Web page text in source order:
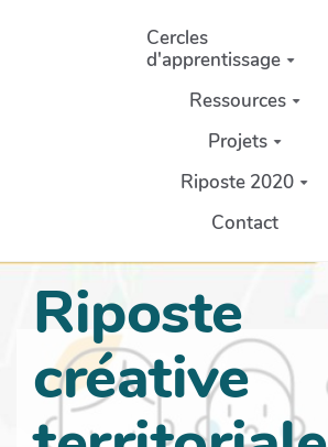
Aller au contenu principal
Cercles
d'apprentissage
Ressources
Projets
Riposte 2020
Contact
Riposte
créative